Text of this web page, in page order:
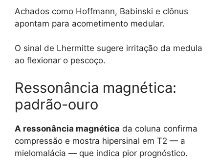
Achados como Hoffmann, Babinski e clônus
apontam para acometimento medular.
O sinal de Lhermitte sugere irritação da medula
ao flexionar o pescoço.
Ressonância magnética:
padrão-ouro
A ressonância magnética da coluna confirma
compressão e mostra hipersinal em T2 — a
mielomalácia — que indica pior prognóstico.